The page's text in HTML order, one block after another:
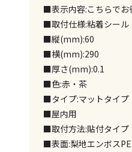
■表示内容:こちらでお
■取付仕様:粘着シール
■縦(mm):60
■横(mm):290
■厚さ(mm):0.1
■色:赤・茶
■タイプ:マットタイプ
■屋内用
■取付方法:貼付タイプ
■表面:梨地エンボス